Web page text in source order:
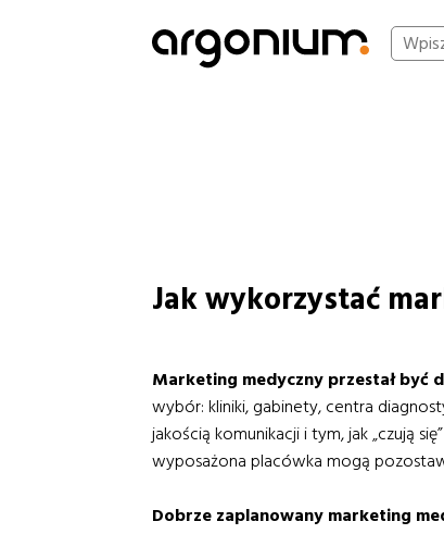
Jak wykorzystać
Marketing medyczny przestał być
wybór: kliniki, gabinety, centra
jakością komunikacji i tym, jak „czują
wyposażona placówka mogą
Dobrze zaplanowany marketing